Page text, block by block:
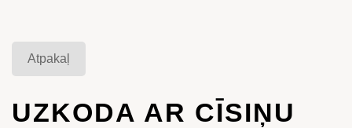
Atpakaļ
UZKODA AR CĪSIŅU